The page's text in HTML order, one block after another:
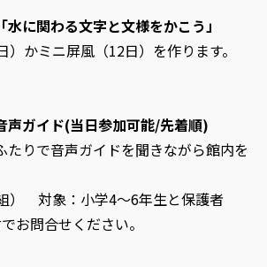
に関わる文字と文様をかこう」
）かミニ屏風（12日）を作ります。
ガイド(当日参加可能/先着順)
たりで音声ガイドを聞きながら館内を
） 対象：小学4～6年生と保護者
お問合せください。